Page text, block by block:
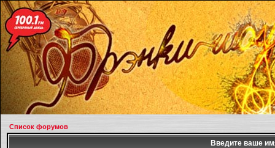
Список форумов
Введите ваше